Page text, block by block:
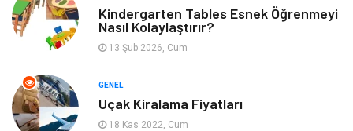
Yeme & İçme Anne & Çocuk
Ev İşleri Gayrimenkul
Organizasyon
Kindergarten Tables Esnek Öğrenmeyi
Nasıl Kolaylaştırır?
13 Şub 2026, Cum
GENEL
Uçak Kiralama Fiyatları
18 Kas 2022, Cum